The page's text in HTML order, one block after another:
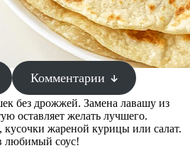
Комментарии
без дрожжей. Замена лавашу из
оставляет желать лучшего.
жареной курицы или салат.
любимый соус!